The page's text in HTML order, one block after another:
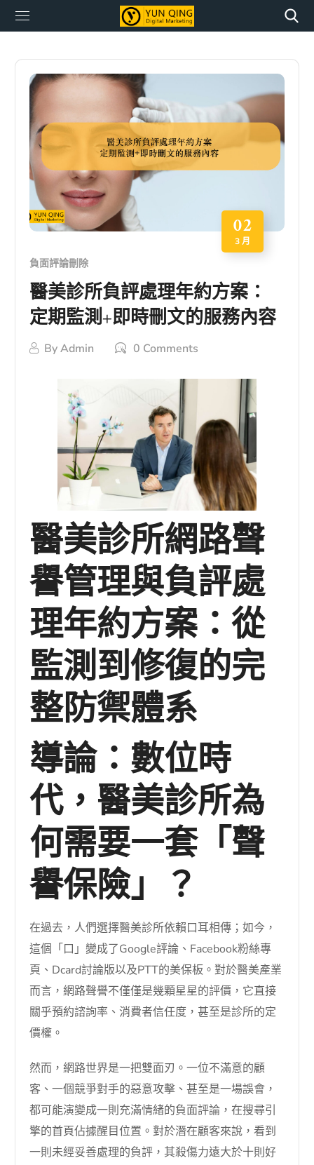
02
3 月
負面評論刪除
醫美診所負評處理年約方案：
定期監測+即時刪文的服務內容
ByAdmin 0 Comments
醫美診所網路聲
譽管理與負評處
理年約方案：從
監測到修復的完
整防禦體系
導論：數位時
代，醫美診所為
何需要一套「聲
譽保險」？
在過去，人們選擇醫美診所依賴口耳相傳；如今，
這個「口」變成了Google評論、Facebook粉絲專
頁、Dcard討論版以及PTT的美保板。對於醫美產業
而言，網路聲譽不僅僅是幾顆星星的評價，它直接
關乎預約諮詢率、消費者信任度，甚至是診所的定
價權。
然而，網路世界是一把雙面刃。一位不滿意的顧
客、一個競爭對手的惡意攻擊、甚至是一場誤會，
都可能演變成一則充滿情緒的負面評論，在搜尋引
擎的首頁佔據醒目位置。對於潛在顧客來說，看到
一則未經妥善處理的負評，其殺傷力遠大於十則好